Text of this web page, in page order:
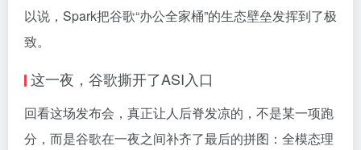
以说，Spark把谷歌“办公全家桶”的生态壁垒发挥到了极
致。
这一夜，谷歌撕开了ASI入口
回看这场发布会，真正让人后脊发凉的，不是某一项跑
分，而是谷歌在一夜之间补齐了最后的拼图：全模态理